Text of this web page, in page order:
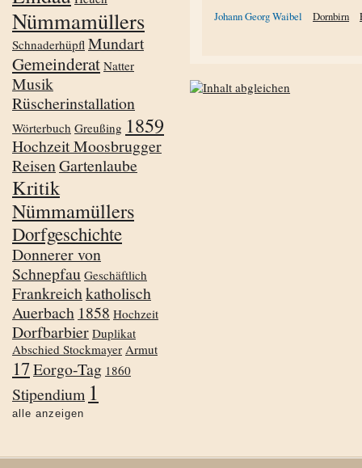
Johann Georg Waibel Dornbirn
Nümmamüllers
Schnaderhüpfl Mundart
Gemeinderat Natter
Musik
Rüscherinstallation
Wörterbuch Greußing 1859
Hochzeit Moosbrugger
ReisenGartenlaube
Kritik
Nümmamüllers
Dorfgeschichte
Donnerer von
Schnepfau Geschäftlich
Frankreichkatholisch
Auerbach 1858 Hochzeit
Dorfbarbier Duplikat
Abschied Stockmayer Armut
17Eorgo-Tag 1860
Stipendium 1
alle anzeigen